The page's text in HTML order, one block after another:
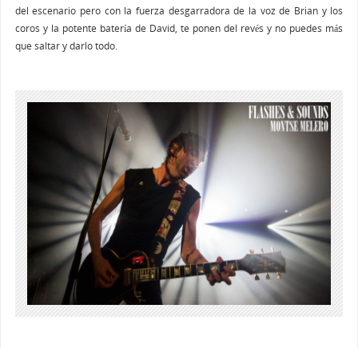
del escenario pero con la fuerza desgarradora de la voz de Brian y los
coros y la potente batería de David, te ponen del revés y no puedes más
que saltar y darlo todo.